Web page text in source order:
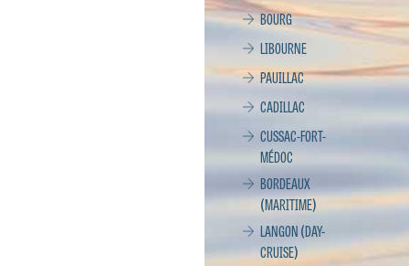
BOURG
LIBOURNE
PAUILLAC
CADILLAC
CUSSAC-FORT-
MÉDOC
BORDEAUX
(MARITIME)
LANGON (DAY-
CRUISE)